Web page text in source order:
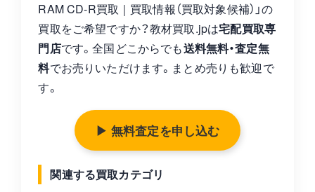
RAM CD-R買取｜買取情報（買取対象候補）」の
買取をご希望ですか？教材買取.jpは宅配買取専
門店です。全国どこからでも送料無料・査定無
料でお売りいただけます。まとめ売りも歓迎で
す。
▶ 無料査定を申し込む
関連する買取カテゴリ